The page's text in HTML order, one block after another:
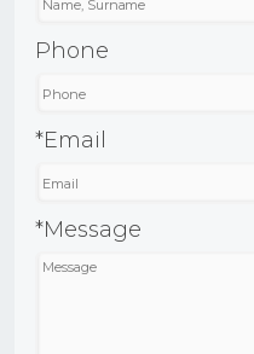
Phone
*Email
*Message